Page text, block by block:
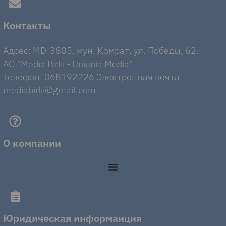
Контакты
Адрес: MD-3805, мун. Комрат, ул. Победы, 62.
AO "Media Birlii - Uniunia Media".
Телефон: 068192226 Электронная почта:
mediabirlii@gmail.com
О компании
Юридическая информаиция